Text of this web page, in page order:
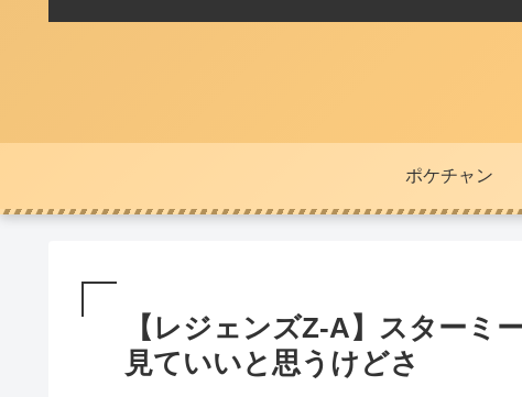
ポケチャン
【レジェンズZ-A】スターミ
見ていいと思うけどさ